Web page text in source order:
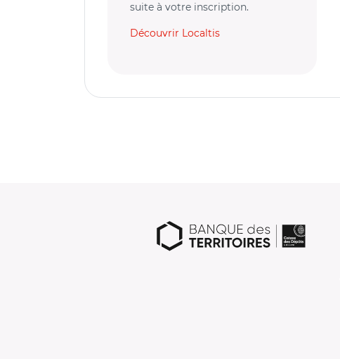
suite à votre inscription.
Découvrir Localtis